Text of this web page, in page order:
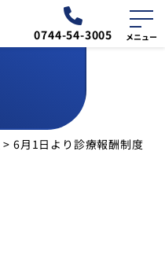
0744-54-3005
>6月1日より診療報酬制度